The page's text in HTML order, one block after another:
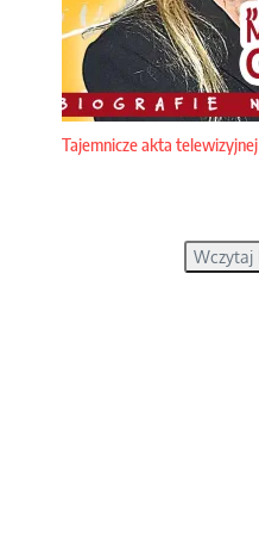
Tajemnicze akta
Wczytaj